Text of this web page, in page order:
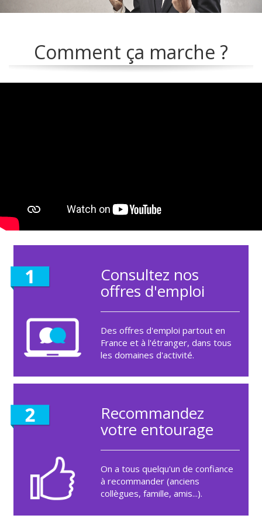
Comment ça marche ?
Consultez nos
offres d'emploi
Des offres d'emploi partout en
France et à l'étranger, dans tous
les domaines d'activité.
Recommandez
votre entourage
On a tous quelqu'un de confiance
à recommander (anciens
collègues, famille, amis...).